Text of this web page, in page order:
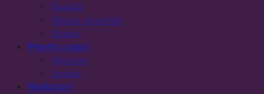
Pantofi
Masca protectie
Palarii
Pentru copii
Hainute
Jucarii
Reduceri